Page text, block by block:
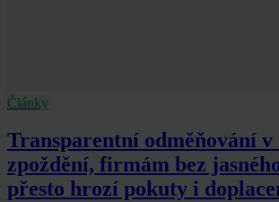
Články
Transparentní odměňování v
zpoždění, firmám bez
přesto hrozí pokuty i